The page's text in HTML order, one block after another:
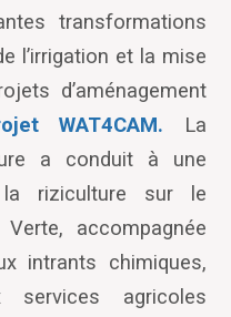
transformations
l’irrigation et la mise
d’aménagement
WAT4CAM. La
a conduit à une
riziculture sur le
accompagnée
intrants chimiques,
agricoles